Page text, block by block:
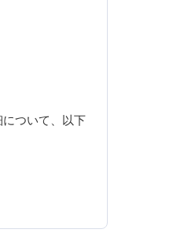
ついて、以下